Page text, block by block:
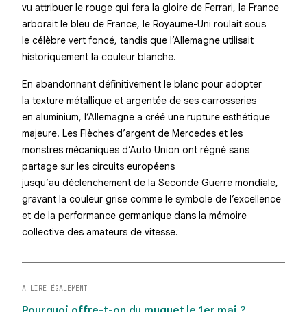
vu attribuer le rouge qui fera la gloire de Ferrari, la France
arborait le bleu de France, le Royaume-Uni roulait sous
le célèbre vert foncé, tandis que l’Allemagne utilisait
historiquement la couleur blanche.
En abandonnant définitivement le blanc pour adopter
la texture métallique et argentée de ses carrosseries
en aluminium, l’Allemagne a créé une rupture esthétique
majeure. Les Flèches d’argent de Mercedes et les
monstres mécaniques d’Auto Union ont régné sans
partage sur les circuits européens
jusqu’au déclenchement de la Seconde Guerre mondiale,
gravant la couleur grise comme le symbole de l’excellence
et de la performance germanique dans la mémoire
collective des amateurs de vitesse.
A LIRE ÉGALEMENT